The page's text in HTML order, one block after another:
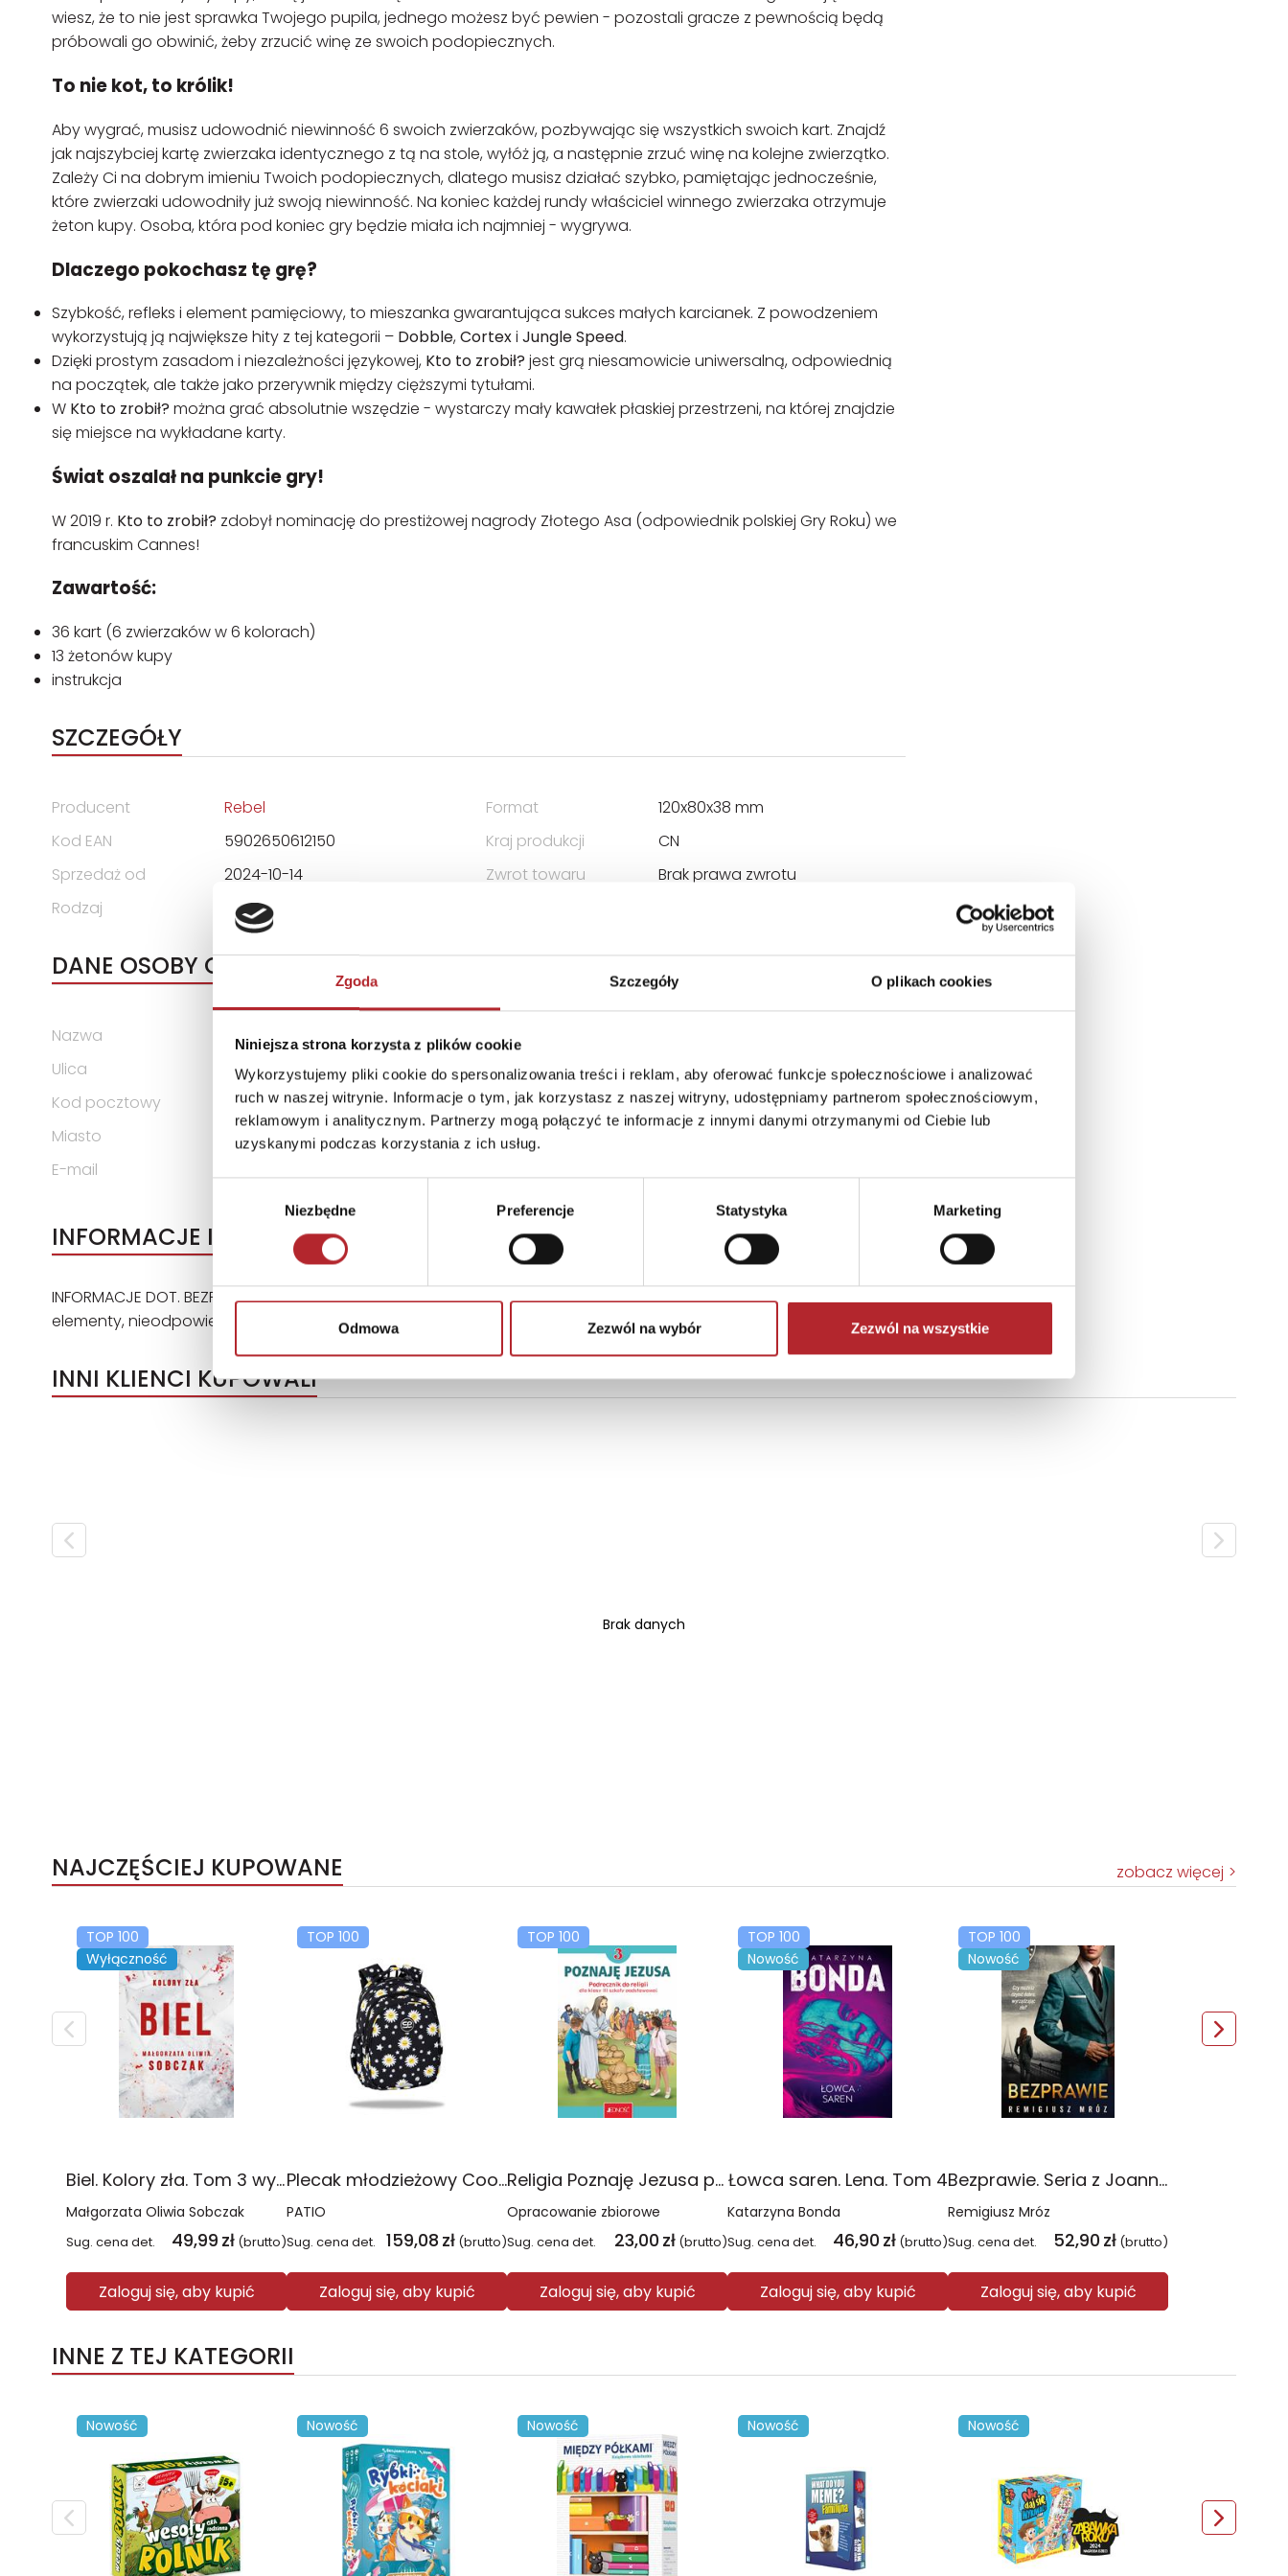
Zgoda Szczegóły O plikach cookies
Niniejsza strona korzysta z plików cookie
Wykorzystujemy pliki cookie do spersonalizowania treści i reklam, aby oferować funkcje społecznościowe i analizować
ruch w naszej witrynie. Informacje o tym, jak korzystasz z naszej witryny, udostępniamy partnerom społecznościowym,
reklamowym i analitycznym. Partnerzy mogą połączyć te informacje z innymi danymi otrzymanymi od Ciebie lub
uzyskanymi podczas korzystania z ich usług.
Niezbędne Preferencje Statystyka Marketing
Odmowa Zezwól na wybór Zezwól na wszystkie
wiesz, że to nie jest sprawka Twojego pupila, jednego możesz być pewien - pozostali gracze z pewnością będą
próbowali go obwinić, żeby zrzucić winę ze swoich podopiecznych.
To nie kot, to królik!
Aby wygrać, musisz udowodnić niewinność 6 swoich zwierzaków, pozbywając się wszystkich swoich kart. Znajdź
jak najszybciej kartę zwierzaka identycznego z tą na stole, wyłóż ją, a następnie zrzuć winę na kolejne zwierzątko.
Zależy Ci na dobrym imieniu Twoich podopiecznych, dlatego musisz działać szybko, pamiętając jednocześnie,
które zwierzaki udowodniły już swoją niewinność. Na koniec każdej rundy właściciel winnego zwierzaka otrzymuje
żeton kupy. Osoba, która pod koniec gry będzie miała ich najmniej - wygrywa.
Dlaczego pokochasz tę grę?
Szybkość, refleks i element pamięciowy, to mieszanka gwarantująca sukces małych karcianek. Z powodzeniem
wykorzystują ją największe hity z tej kategorii – Dobble, Cortexi Jungle Speed.
Dzięki prostym zasadom i niezależności językowej, Kto to zrobił? jest grą niesamowicie uniwersalną, odpowiednią
na początek, ale także jako przerywnik między cięższymi tytułami.
W Kto to zrobił? można grać absolutnie wszędzie - wystarczy mały kawałek płaskiej przestrzeni, na której znajdzie
się miejsce na wykładane karty.
Świat oszalał na punkcie gry!
W 2019 r. Kto to zrobił? zdobył nominację do prestiżowej nagrody Złotego Asa (odpowiednik polskiej Gry Roku) we
francuskim Cannes!
Zawartość:
36 kart (6 zwierzaków w 6 kolorach)
13 żetonów kupy
instrukcja
SZCZEGÓŁY
Producent
Rebel
Kod EAN
5902650612150
Sprzedaż od
2024-10-14
Rodzaj
Zabawki
Format
120x80x38 mm
Kraj produkcji
CN
Zwrot towaru
Brak prawa zwrotu
DANE OSOBY ODPOWIEDZIALNEJ
Nazwa
REBEL Sp. z o.o.
Ulica
ul. Budowlanych 64C
Kod pocztowy
80-298
Miasto
Gdańsk
E-mail
INFORMACJE I OSTRZEŻENIA
INFORMACJE DOT. BEZPIECZEŃSTWA Posiada logo CE. Nie nadaje się dla dzieci w wieku poniżej 3 lat. Zawiera małe
elementy, nieodpowiednie dla dzieci poniżej 3. roku życia - ryzyko zadławienia.
INNI KLIENCI KUPOWALI
Brak danych
NAJCZĘŚCIEJ KUPOWANE zobacz więcej
TOP 100
Wyłączność
Biel. Kolory zła. Tom 3 wyd. 2025
Małgorzata Oliwia Sobczak
Sug. cena det. 49,99 zł (brutto)
Zaloguj się, aby kupić
TOP 100
Plecak młodzieżowy Coolpack Jerry Daisy Black
PATIO
Sug. cena det. 159,08 zł (brutto)
Zaloguj się, aby kupić
TOP 100
Religia Poznaję Jezusa podręcznik dla klasy 3 szkoły podstawowej
Opracowanie zbiorowe
Sug. cena det. 23,00 zł (brutto)
Zaloguj się, aby kupić
TOP 100
Nowość
Łowca saren. Lena. Tom 4
Katarzyna Bonda
Sug. cena det. 46,90 zł (brutto)
Zaloguj się, aby kupić
TOP 100
Nowość
Bezprawie. Seria z Joanną Chyłką. Tom 20
Remigiusz Mróz
Sug. cena det. 52,90 zł (brutto)
Zaloguj się, aby kupić
INNE Z TEJ KATEGORII
Nowość Nowość Nowość Nowość Nowość